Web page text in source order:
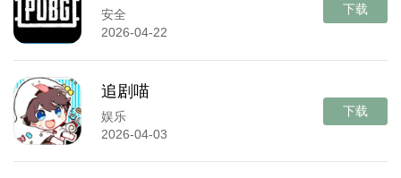
安全
2026-04-22
下载
追剧喵
娱乐
2026-04-03
下载